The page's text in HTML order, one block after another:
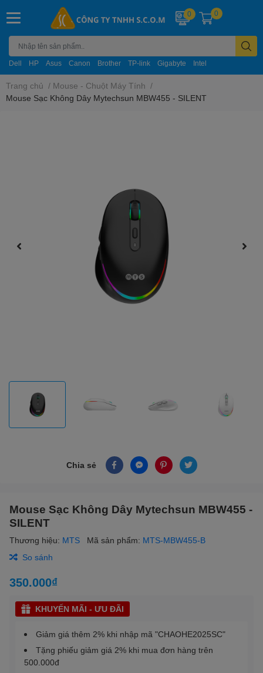
Dell HP Asus Canon Brother TP-link Gigabyte Intel
0 0
Trang chủ / Mouse - Chuột Máy Tính /
Mouse Sạc Không Dây Mytechsun MBW455 - SILENT
Chia sẻ
Mouse Sạc Không Dây Mytechsun MBW455 -
SILENT
Thương hiệu: MTS Mã sản phẩm: MTS-MBW455-B
So sánh
350.000₫
KHUYẾN MÃI - ƯU ĐÃI
Giảm giá thêm 2% khi nhập mã "CHAOHE2025SC"
Tặng phiếu giảm giá 2% khi mua đơn hàng trên
500.000đ